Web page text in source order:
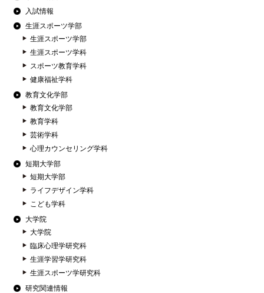
入試情報
生涯スポーツ学部
生涯スポーツ学部
生涯スポーツ学科
スポーツ教育学科
健康福祉学科
教育文化学部
教育文化学部
教育学科
芸術学科
心理カウンセリング学科
短期大学部
短期大学部
ライフデザイン学科
こども学科
大学院
大学院
臨床心理学研究科
生涯学習学研究科
生涯スポーツ学研究科
研究関連情報